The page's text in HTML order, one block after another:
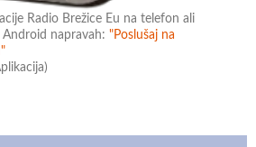
Radio Brežice Eu na telefon ali
Android napravah:"Poslušaj na